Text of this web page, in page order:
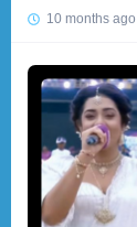
10 months ago